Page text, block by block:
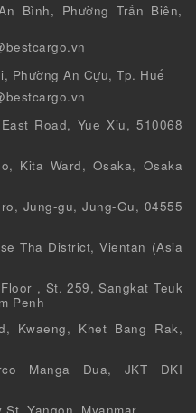
Bình, Phường Trấn Biên,
Phường An Cựu, Tp. Huế
Road, Yue Xiu, 510068
Kita Ward, Osaka, Osaka
Jung-gu, Jung-Gu, 04555
Tha District, Vientan (Asia
, St. 259, Sangkat Teuk
Penh
Kwaeng, Khet Bang Rak,
Manga Dua, JKT DKI